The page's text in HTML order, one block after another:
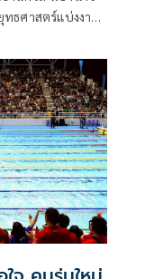
ธศาสตร์แบ่งงาน
นการซื้อเสียง
ท คาดสะพัดกว่า
อร์